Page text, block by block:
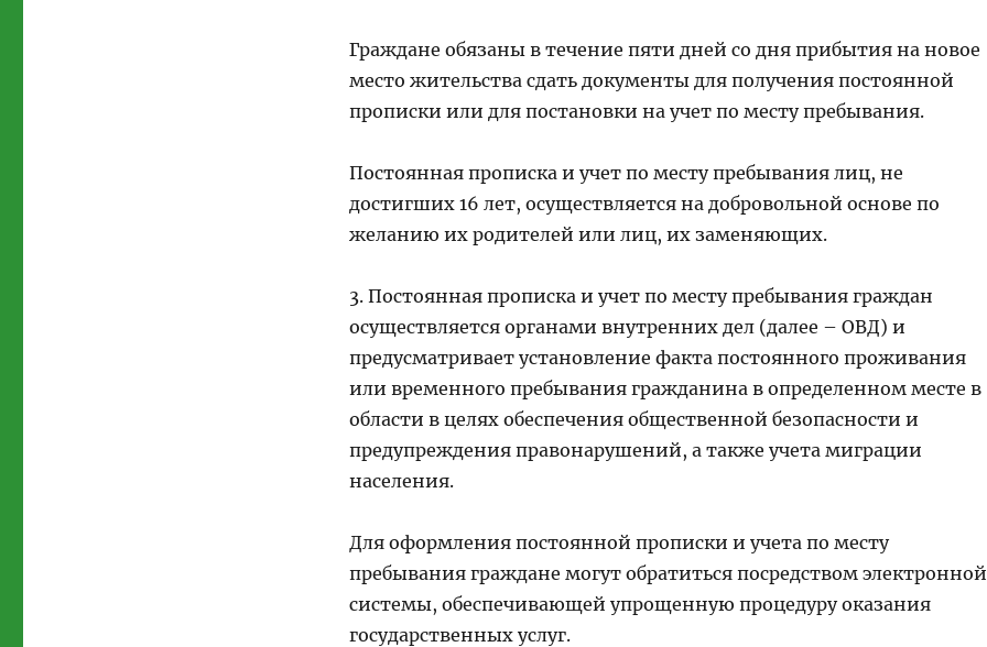
Граждане обязаны в течение пяти дней со дня прибытия на новое
место жительства сдать документы для получения постоянной
прописки или для постановки на учет по месту пребывания.
Постоянная прописка и учет по месту пребывания лиц, не
достигших 16 лет, осуществляется на добровольной основе по
желанию их родителей или лиц, их заменяющих.
3. Постоянная прописка и учет по месту пребывания граждан
осуществляется органами внутренних дел (далее – ОВД) и
предусматривает установление факта постоянного проживания
или временного пребывания гражданина в определенном месте в
области в целях обеспечения общественной безопасности и
предупреждения правонарушений, а также учета миграции
населения.
Для оформления постоянной прописки и учета по месту
пребывания граждане могут обратиться посредством электронной
системы, обеспечивающей упрощенную процедуру оказания
государственных услуг.